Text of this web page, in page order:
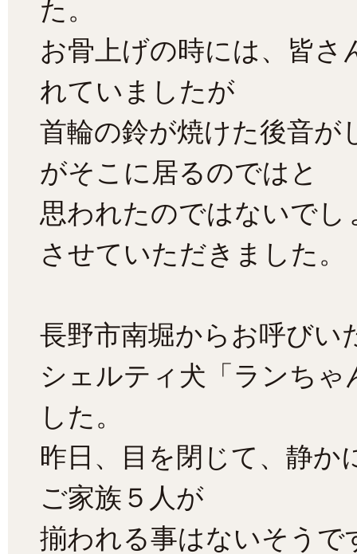
た。
お骨上げの時には、皆さ
れていましたが
首輪の鈴が焼けた後音が
がそこに居るのではと
思われたのではないでし
させていただきました。
長野市南堀からお呼びい
シェルティ犬「ランちゃ
した。
昨日、目を閉じて、静か
ご家族５人が
揃われる事はないそうで